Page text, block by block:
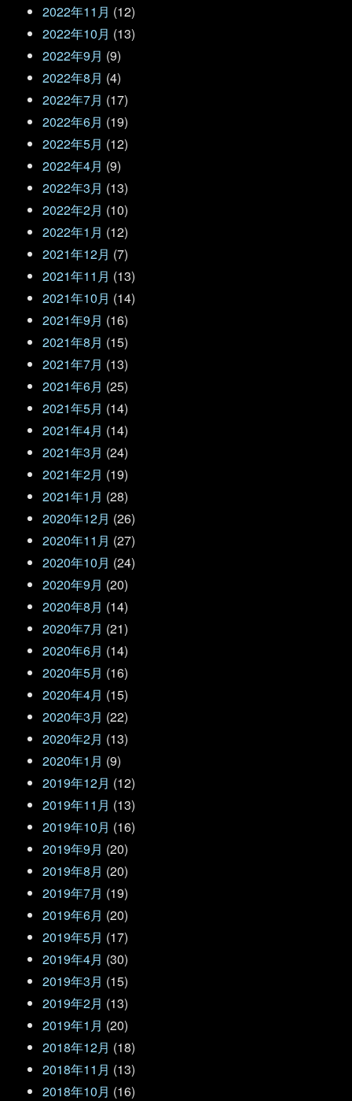
2022年11月 (12)
2022年10月 (13)
2022年9月 (9)
2022年8月 (4)
2022年7月 (17)
2022年6月 (19)
2022年5月 (12)
2022年4月 (9)
2022年3月 (13)
2022年2月 (10)
2022年1月 (12)
2021年12月 (7)
2021年11月 (13)
2021年10月 (14)
2021年9月 (16)
2021年8月 (15)
2021年7月 (13)
2021年6月 (25)
2021年5月 (14)
2021年4月 (14)
2021年3月 (24)
2021年2月 (19)
2021年1月 (28)
2020年12月 (26)
2020年11月 (27)
2020年10月 (24)
2020年9月 (20)
2020年8月 (14)
2020年7月 (21)
2020年6月 (14)
2020年5月 (16)
2020年4月 (15)
2020年3月 (22)
2020年2月 (13)
2020年1月 (9)
2019年12月 (12)
2019年11月 (13)
2019年10月 (16)
2019年9月 (20)
2019年8月 (20)
2019年7月 (19)
2019年6月 (20)
2019年5月 (17)
2019年4月 (30)
2019年3月 (15)
2019年2月 (13)
2019年1月 (20)
2018年12月 (18)
2018年11月 (13)
2018年10月 (16)